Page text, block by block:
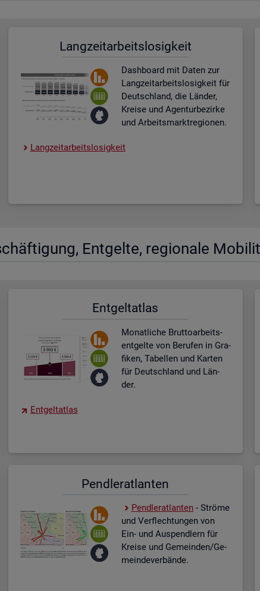
Lang­zeit­ar­beits­lo­sig­keit
Dash­boardmit Daten zur
Lang­zeit­ar­beits­lo­sig­keit für
Deutsch­land, die Län­der,
Krei­se und Agen­tur­be­zir­ke
und Ar­beits­markt­re­gio­nen.
Lang­zeit­ar­beits­lo­sig­keit
Ent­gel­te, re­gio­na­le
Ent­gel­t­at­las
Mo­nat­li­che Brut­to­ar­beits­
ent­gel­te von Be­ru­fen in Gra­
fi­ken, Ta­bel­len und Kar­ten
für Deutsch­land und Län­
der.
Ent­gel­t­at­las
Pend­ler­at­lan­ten
Pend­ler­at­lan­ten- Strö­me
und Ver­flech­tun­gen von
Ein- und Aus­pend­lern für
Krei­se und Ge­mein­den/Ge­
mein­de­ver­bän­de.